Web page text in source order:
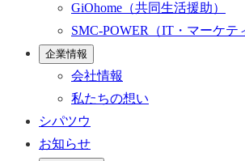
GiOhome （共同生活援助）
SMC-POWER
（IT・マーケテ
企業情報
会社情報
私たちの想い
シパツウ
お知らせ